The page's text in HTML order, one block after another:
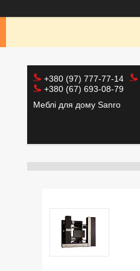
+380 (97) 777-77-14
+380 (67) 693-08-79
Меблі для дому Sanro